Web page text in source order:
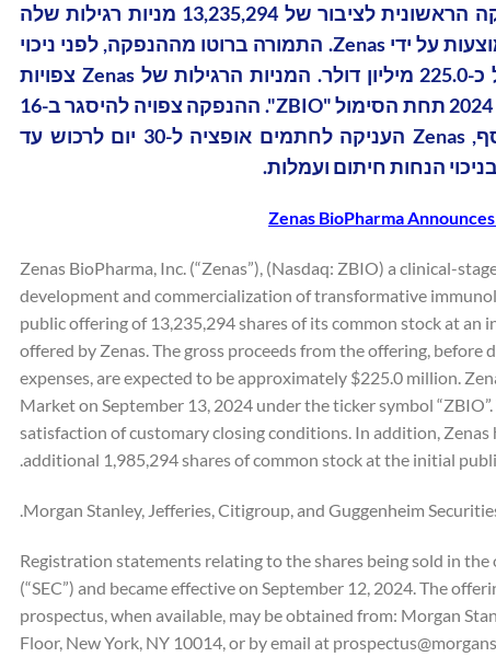
טיפולים מכווני דלקות ואימונולוגיה, הודיעה היום על תמחור ההנפקה הראשונית לציבור של 13,235,294 מניות רגילות שלה
במחיר הנפקה ראשונית לציבור של 17.00 דולר למניה. כל המניות מוצעות על ידי Zenas. התמורה ברוטו מההנפקה, לפני ניכוי
הנחות חיתומיות ועמלות והוצאות הנפקה אחרות, צפויה לעמוד על כ-225.0 מיליון דולר. המניות הרגילות של Zenas צפויות
להתחיל להיסחר ב-Nasdaq Global Select Market ב-13 בספטמבר 2024 תחת הסימול "ZBIO". ההנפקה צפויה להיסגר ב-16
בספטמבר 2024, בכפוף לעמידה בתנאי הסגירה המקובלים. בנוסף, Zenas העניקה לחתמים אופציה ל-30 יום לרכוש עד
Zenas BioPharma
Zenas BioPharma, Inc. (“Zenas”), (Nasdaq: ZBIO) a clinical-
development and commercialization of transformative
public offering of 13,235,294 shares of its common stock at an
offered by Zenas. The gross proceeds from the offering,
expenses, are expected to be approximately $225.0 million.
Market on September 13, 2024 under the ticker symbol
satisfaction of customary closing conditions. In addition,
additional 1,985,294 shares of common stock at the initial
Morgan Stanley, Jefferies, Citigroup, and Guggenheim
Registration statements relating to the shares being sold in
(“SEC”) and became effective on September 12, 2024. The
prospectus, when available, may be obtained from: Morgan
Floor, New York, NY 10014, or by email at